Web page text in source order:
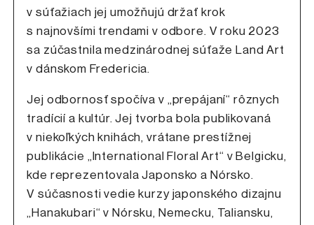
v súťažiach jej umožňujú držať krok
s najnovšími trendami v odbore. V roku 2023
sa zúčastnila medzinárodnej súťaže Land Art
v dánskom Fredericia.
Jej odbornosť spočíva v „prepájaní“ rôznych
tradícií a kultúr. Jej tvorba bola publikovaná
v niekoľkých knihách, vrátane prestížnej
publikácie „International Floral Art“ v Belgicku,
kde reprezentovala Japonsko a Nórsko.
V súčasnosti vedie kurzy japonského dizajnu
„Hanakubari“ v Nórsku, Nemecku, Taliansku,